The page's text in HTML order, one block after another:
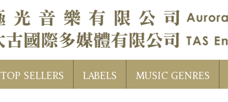
TOP SELLERS LABELS MUSIC GENRES